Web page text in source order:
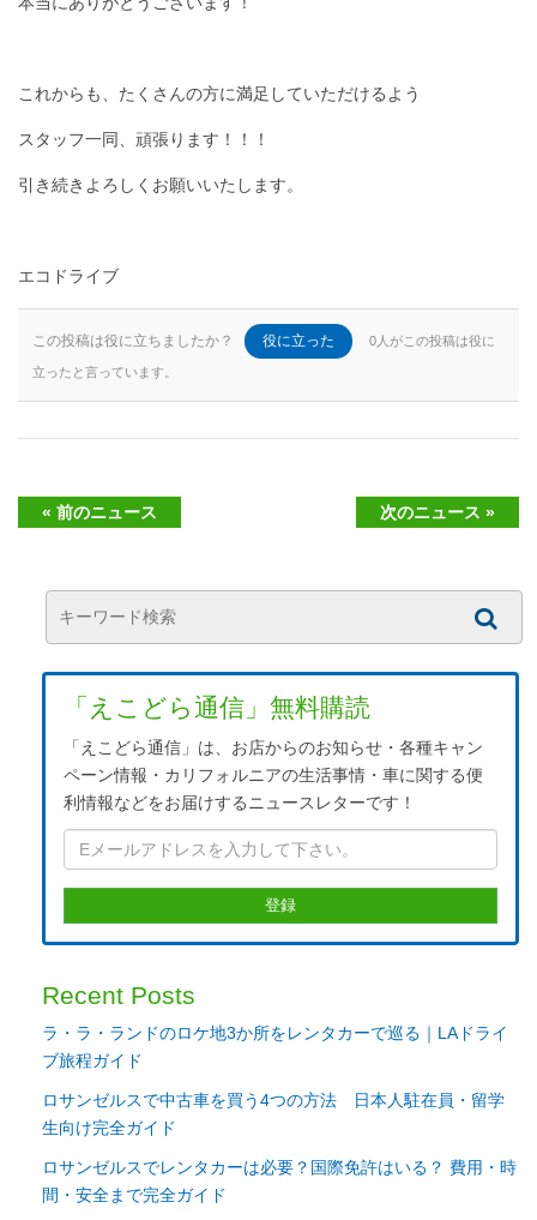
これからも、たくさんの方に満足していただけるよう
スタッフ一同、頑張ります！！！
引き続きよろしくお願いいたします。
エコドライブ
この投稿は役に立ちましたか？ 役に立った 0人がこの投稿は役に
立ったと言っています。
« 前のニュース 次のニュース »
「えこどら通信」無料購読
「えこどら通信」は、お店からのお知らせ・各種キャン
ペーン情報・カリフォルニアの生活事情・車に関する便
利情報などをお届けするニュースレターです！
Recent Posts
ラ・ラ・ランドのロケ地3か所をレンタカーで巡る｜LAドライ
ブ旅程ガイド
ロサンゼルスで中古車を買う4つの方法 日本人駐在員・留学
生向け完全ガイド
ロサンゼルスでレンタカーは必要？国際免許はいる？ 費用・時
間・安全まで完全ガイド